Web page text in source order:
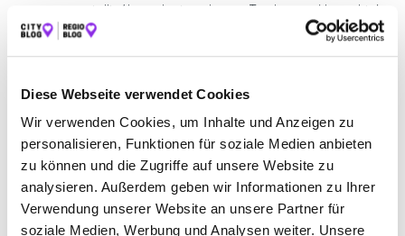
Diese Webseite verwendet Cookies
Wir verwenden Cookies, um Inhalte und Anzeigen zu
personalisieren, Funktionen für soziale Medien anbieten
zu können und die Zugriffe auf unsere Website zu
analysieren. Außerdem geben wir Informationen zu Ihrer
Verwendung unserer Website an unsere Partner für
soziale Medien, Werbung und Analysen weiter. Unsere
zusammengestellt. Also nehmt euch eure Taschen und los gehts!
Mehr erfahren